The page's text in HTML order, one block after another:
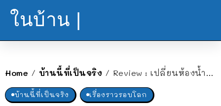
ในบ้าน |
Home / บ้านนี้ที่เป็นจริง / Review : เปลี่ยนห้องน้ำแคบๆ เก่าๆ ให้ดูเท่ในสไตล์โมเดิร์น น่าใช้งานมาก
บ้านนี้ที่เป็นจริง เรื่องราวรอบโลก